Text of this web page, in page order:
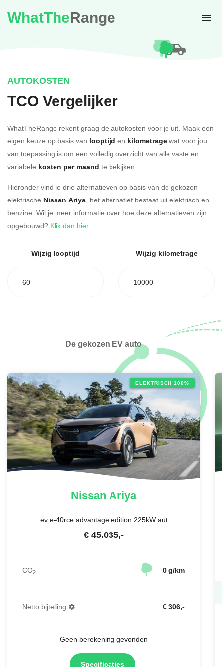
WhatTheRange
AUTOKOSTEN
TCO Vergelijker
WhatTheRange rekent graag de autokosten voor je uit. Maak een
eigen keuze op basis van looptijd en kilometrage wat voor jou
van toepassing is om een volledig overzicht van alle vaste en
variabele kosten per maand te bekijken.
Hieronder vind je drie alternatieven op basis van de gekozen
elektrische Nissan Ariya, het alternatief bestaat uit elektrisch en
benzine. Wil je meer informatie over hoe deze alternatieven zijn
opgebouwd? Klik dan hier.
Wijzig looptijd
60
Wijzig kilometrage
10000
De gekozen EV auto
ELEKTRISCH 100%
Nissan Ariya
ev e-40rce advantage edition 225kW aut
€ 45.035,-
CO2 0 g/km
Netto bijtelling € 306,-
Geen berekening gevonden
Specificaties